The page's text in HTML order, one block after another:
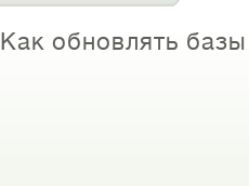
Как обновлять